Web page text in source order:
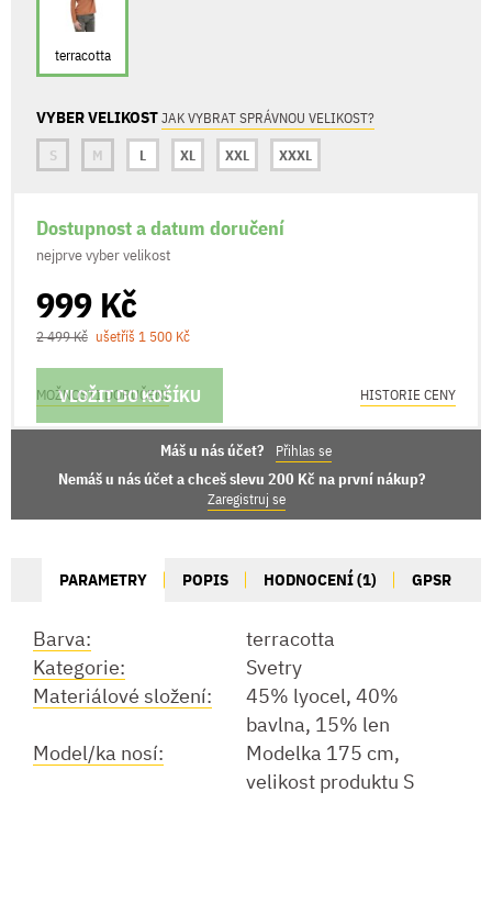
terracotta
VYBER VELIKOSTJAK VYBRAT SPRÁVNOU VELIKOST?
S
M L XL XXL XXXL
Dostupnost a datum doručení
nejprve vyber velikost
999 Kč
2 499 Kč ušetříš 1 500 Kč
VLOŽIT DO KOŠÍKU
MOŽNOSTI DORUČENÍ HISTORIE CENY
Máš u nás účet? Přihlas se
Nemáš u nás účet a chceš slevu 200 Kč na první nákup?
Zaregistruj se
PARAMETRY POPIS HODNOCENÍ (1) GPSR
Barva:
terracotta
Kategorie:
Svetry
Materiálové složení:
45% lyocel, 40%
bavlna, 15% len
Model/ka nosí:
Modelka 175 cm,
velikost produktu S